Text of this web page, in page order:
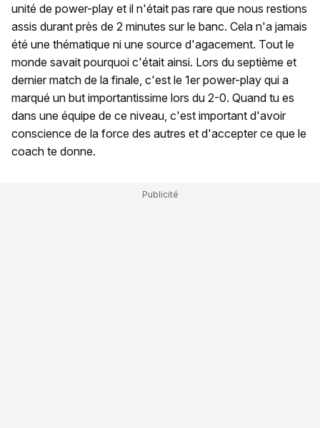
unité de power-play et il n'était pas rare que nous restions
assis durant près de 2 minutes sur le banc. Cela n'a jamais
été une thématique ni une source d'agacement. Tout le
monde savait pourquoi c'était ainsi. Lors du septième et
dernier match de la finale, c'est le 1er power-play qui a
marqué un but importantissime lors du 2-0. Quand tu es
dans une équipe de ce niveau, c'est important d'avoir
conscience de la force des autres et d'accepter ce que le
coach te donne.